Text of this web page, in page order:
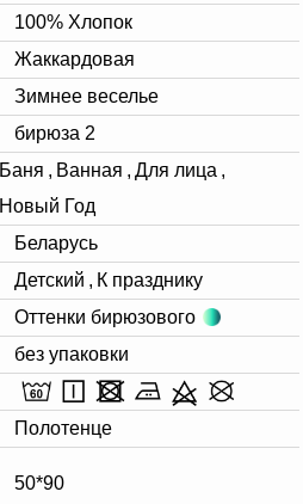
100% Хлопок
Жаккардовая
Зимнее веселье
бирюза 2
Баня , Ванная , Для лица ,
Новый Год
Беларусь
Детский , К празднику
Оттенки бирюзового
без упаковки
Полотенце
50*90